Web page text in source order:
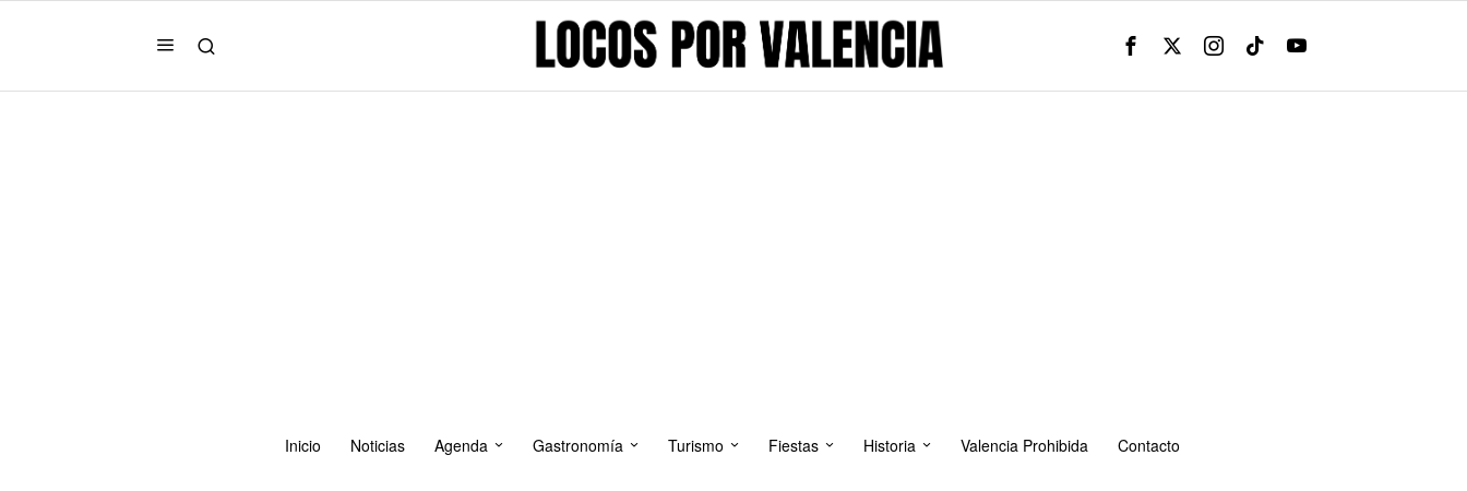
Inicio Noticias Agenda Gastronomía Turismo Fiestas Historia Valencia Prohibida Contacto